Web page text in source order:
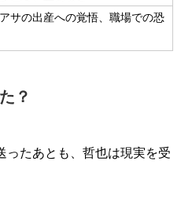
サの出産への覚悟、職場での恐
？
ったあとも、哲也は現実を受